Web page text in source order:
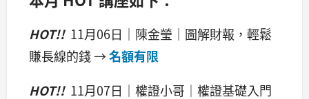
HOT!! 11月06日｜ 陳金瑩｜圖解財報，輕鬆
賺長線的錢→名額有限
HOT!! 11月07日 ｜權證小哥｜權證基礎入門